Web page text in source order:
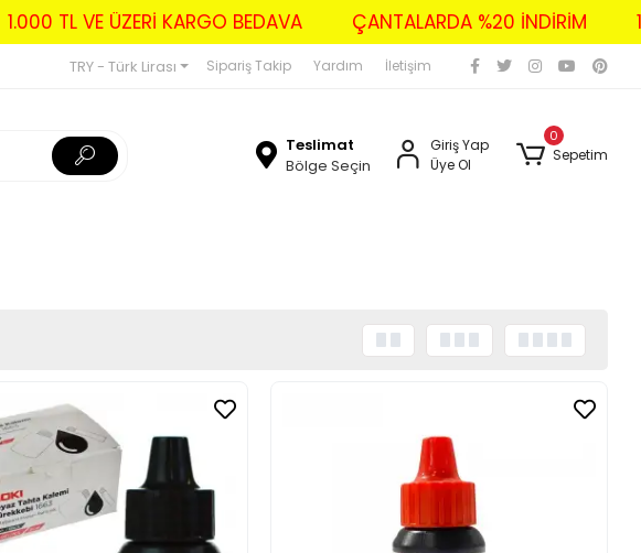
1.000 TL VE ÜZERİ KARGO BEDAVA ÇANTALARDA %20 İNDİRİM
TRY - Türk Lirası Sipariş Takip Yardım İletişim
Teslimat
Bölge Seçin
Giriş Yap
Üye Ol
0
Sepetim